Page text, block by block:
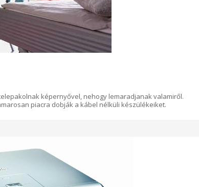
képernyővel, nehogy lemaradjanak valamiről.
piacra dobják a kábel nélküli készülékeiket.